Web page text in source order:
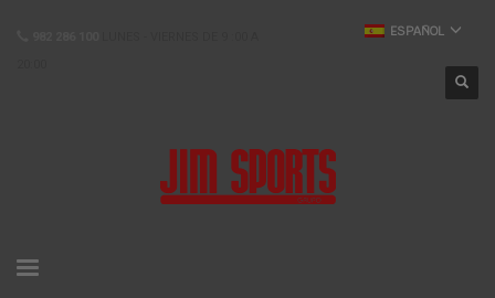
ESPAÑOL